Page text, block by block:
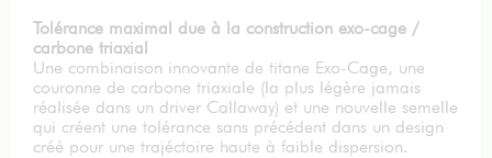
Tolérance maximal due à la construction exo-cage /
carbone triaxial
Une combinaison innovante de titane Exo-Cage, une
couronne de carbone triaxiale (la plus légère jamais
réalisée dans un driver Callaway) et une nouvelle semelle
qui créent une tolérance sans précédent dans un design
créé pour une trajéctoire haute à faible dispersion.